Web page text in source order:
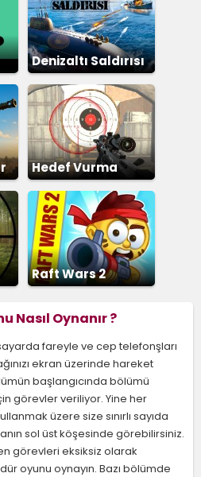
Denizaltı Saldırısı
Hedef Vurma
Raft Wars 2
Nasıl Oynanır ?
fareyle ve cep telefonşları
ekran üzerinde hareket
başlangıcında bölümü
görevler veriliyor. Yine her
üzere size sınırlı sayıda
sol üst köşesinde görebilirsiniz.
görevleri eksiksiz olarak
oyunu oynayın. Bazı bölümde